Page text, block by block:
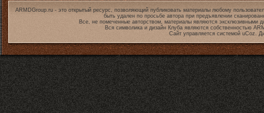
ARMDGroup.ru - это открытый ресурс, позволяющий публиковать материалы любому
быть удален по просьбе автора при предъявлении
Все, не помеченные авторством, материалы являются эксклюзивными
Вся символика и дизайн Клуба являются собственностью
Сайт управляется системой uCoz.